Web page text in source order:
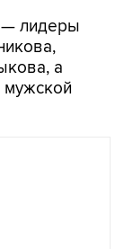
— лидеры
а
мужской